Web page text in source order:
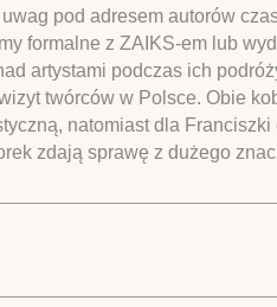
pod adresem autorów
formalne z ZAIKS-em lub
artystami podczas ich
twórców w Polsce. Obie
natomiast dla
zdają sprawę z dużego